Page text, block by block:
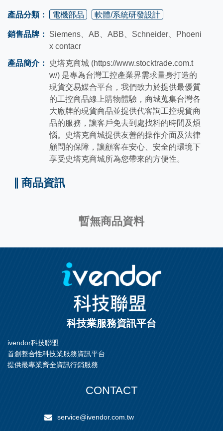
產品分類： 電機部品 軟體/系統研發設計
銷售品牌：
Siemens、AB、ABB、Schneider、Phoeni
x contacr
產品簡介：
史塔克商城 (https://www.stocktrade.com.t
w/) 是專為台灣工控產業界需求量身打造的
現貨交易媒合平台，我們致力於提供最優質
的工控商品線上購物體驗，商城蒐集台灣各
大廠牌的現貨商品並提供代客詢工控現貨商
品的服務，讓客戶免去到處找料的時間及煩
惱。史塔克商城提供友善的操作介面及法律
顧問的保障，讓顧客在安心、安全的環境下
享受史塔克商城所為您帶來的方便性。
商品資訊
暫無商品資料
科技業服務資訊平台
ivendor科技聯盟
首創整合性科技業服務資訊平台
提供最專業齊全資訊行銷服務
CONTACT
service@ivendor.com.tw